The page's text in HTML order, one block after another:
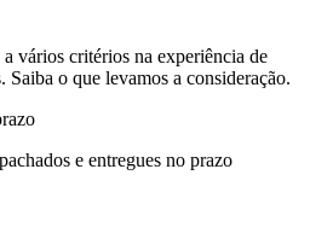
vários critérios na experiência de
Saiba o que levamos a consideração.
e entregues no prazo